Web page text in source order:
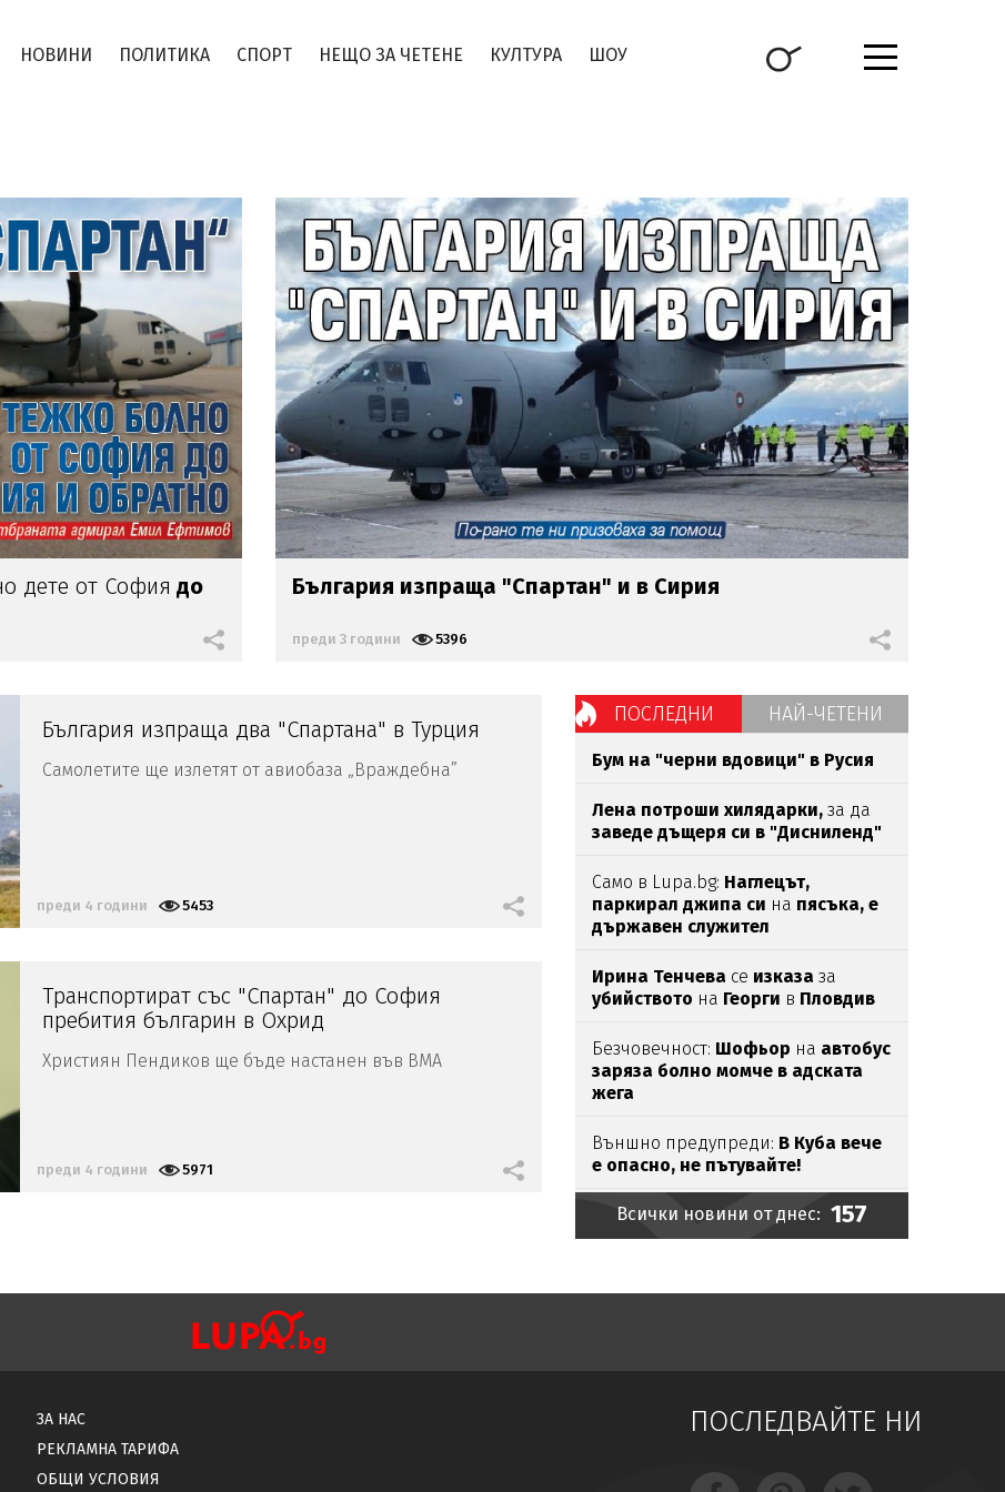
НОВИНИ ПОЛИТИКА СПОРТ НЕЩО ЗА ЧЕТЕНЕ КУЛТУРА ШОУ
дете от София до
България изпраща "Спартан" и в Сирия
преди 3 години 5396
България изпраща два "Спартана" в Турция
Самолетите ще излетят от авиобаза „Враждебна”
преди 4 години 5453
Транспортират със "Спартан" до София
пребития българин в Охрид
Християн Пендиков ще бъде настанен във ВМА
преди 4 години 5971
ПОСЛЕДНИ НАЙ-ЧЕТЕНИ
Бум на "черни вдовици" в Русия
Лена потроши хилядарки, за да
заведе дъщеря си в "Дисниленд"
Само в Lupa.bg: Наглецът,
паркирал джипа си на пясъка, е
държавен служител
Ирина Тенчева се изказа за
убийството на Георги в Пловдив
Безчовечност: Шофьор на автобус
заряза болно момче в адската
жега
Външно предупреди: В Куба вече
е опасно, не пътувайте!
Проф.Кантарджиев: Пазете се от
комаритеиполово предаваните
Всички новини от днес: 157
ЗА НАС
РЕКЛАМНА ТАРИФА
ОБЩИ УСЛОВИЯ
ПОСЛЕДВАЙТЕ НИ